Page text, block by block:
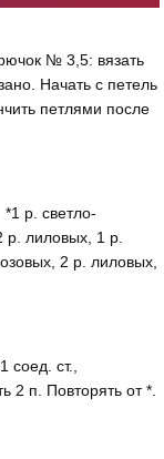
№ 3,5: вязать
Начать с петель
петлями после
р. светло-
р. лиловых, 1 р.
2 р. лиловых,
соед. ст.,
2 п. Повторять от *.